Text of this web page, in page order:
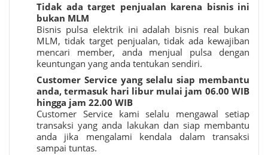
Tidak ada target penjualan karena bisnis ini
bukan MLM
Bisnis pulsa elektrik ini adalah bisnis real bukan
MLM, tidak target penjualan, tidak ada kewajiban
mencari member, anda menjual pulsa dengan
keuntungan yang anda tentukan sendiri.
Customer Service yang selalu siap membantu
anda, termasuk hari libur mulai jam 06.00 WIB
hingga jam 22.00 WIB
Customer Service kami selalu mengawal setiap
transaksi yang anda lakukan dan siap membantu
anda jika mengalami kendala dalam transaksi
sampai tuntas.